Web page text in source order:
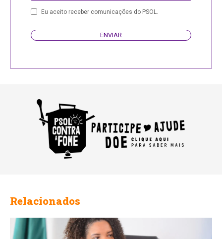
Eu aceito receber comunicações do PSOL.
ENVIAR
Relacionados